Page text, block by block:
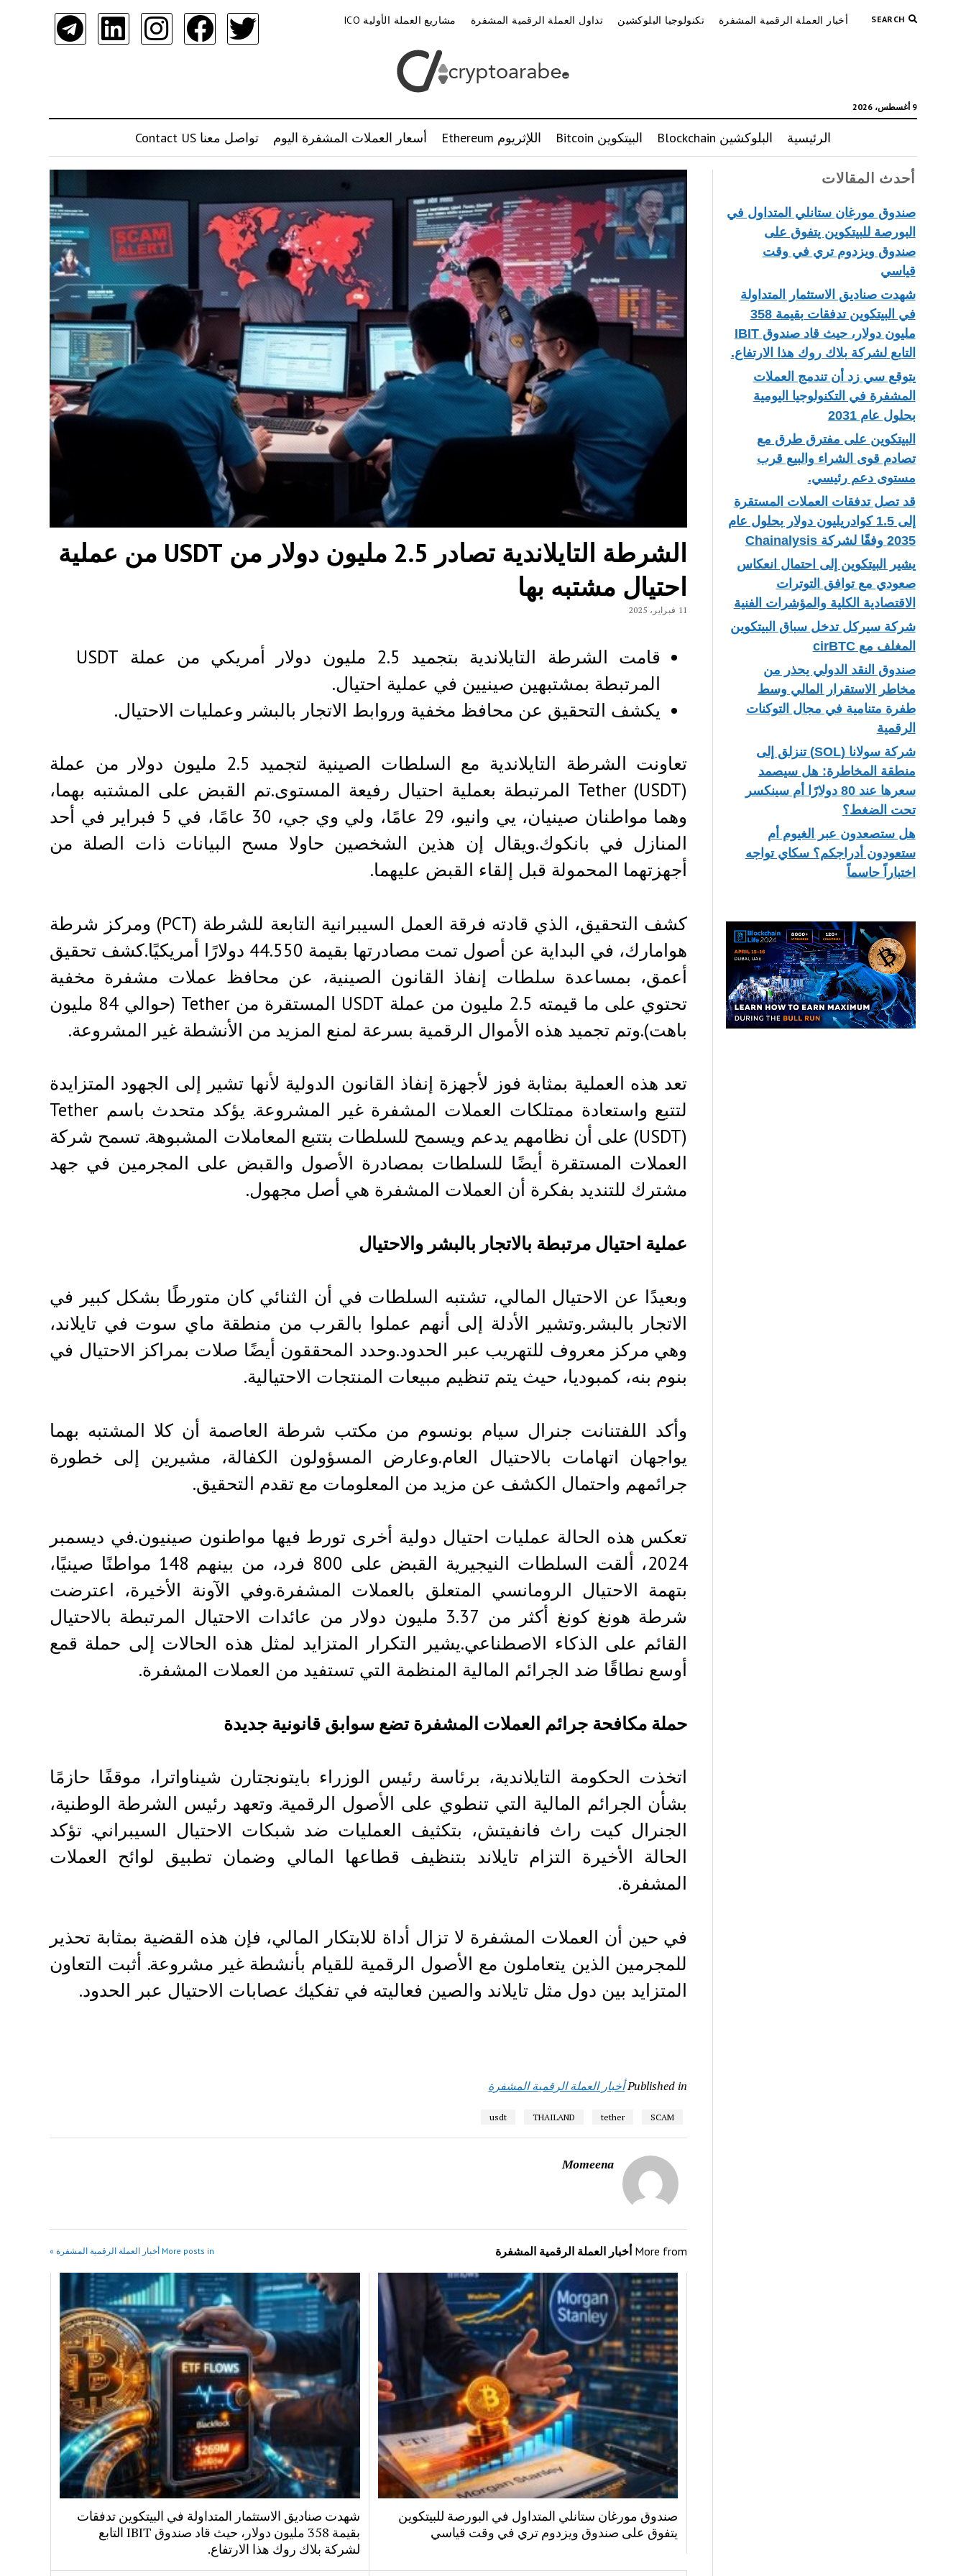
SEARCH أخبار العملة الرقمية المشفرة تكنولوجيا البلوكشين تداول العملة الرقمية المشفرة مشاريع العملة الأولية ICO
9 أغسطس، 2026
الرئيسية البلوكشين Blockchain البيتكوين Bitcoin اللإثريوم Ethereum أسعار العملات المشفرة اليوم تواصل معنا Contact US
أحدث المقالات
صندوق مورغان ستانلي المتداول في
البورصة للبيتكوين يتفوق على
صندوق ويزدوم تري في وقت
قياسي
شهدت صناديق الاستثمار المتداولة
في البيتكوين تدفقات بقيمة 358
مليون دولار، حيث قاد صندوق IBIT
التابع لشركة بلاك روك هذا الارتفاع.
يتوقع سي زد أن تندمج العملات
المشفرة في التكنولوجيا اليومية
بحلول عام 2031
البيتكوين على مفترق طرق مع
تصادم قوى الشراء والبيع قرب
مستوى دعم رئيسي.
قد تصل تدفقات العملات المستقرة
إلى 1.5 كوادريليون دولار بحلول عام
2035 وفقًا لشركة Chainalysis
يشير البيتكوين إلى احتمال انعكاس
صعودي مع توافق التوترات
الاقتصادية الكلية والمؤشرات الفنية
شركة سيركل تدخل سباق البيتكوين
المغلف مع cirBTC
صندوق النقد الدولي يحذر من
مخاطر الاستقرار المالي وسط
طفرة متنامية في مجال التوكنات
الرقمية
شركة سولانا (SOL) تنزلق إلى
منطقة المخاطرة: هل سيصمد
سعرها عند 80 دولارًا أم سينكسر
تحت الضغط؟
هل ستصعدون عبر الغيوم أم
ستعودون أدراجكم؟ سكاي تواجه
اختباراً حاسماً
الشرطة التايلاندية تصادر 2.5 مليون دولار من USDT من عملية
احتيال مشتبه بها
11 فبراير، 2025
قامت الشرطة التايلاندية بتجميد 2.5 مليون دولار أمريكي من عملة USDT
المرتبطة بمشتبهين صينيين في عملية احتيال.
يكشف التحقيق عن محافظ مخفية وروابط الاتجار بالبشر وعمليات الاحتيال.
تعاونت الشرطة التايلاندية مع السلطات الصينية لتجميد 2.5 مليون دولار من عملة
Tether (USDT) المرتبطة بعملية احتيال رفيعة المستوى.تم القبض على المشتبه بهما،
وهما مواطنان صينيان، يي وانيو، 29 عامًا، ولي وي جي، 30 عامًا، في 5 فبراير في أحد
المنازل في بانكوك.ويقال إن هذين الشخصين حاولا مسح البيانات ذات الصلة من
أجهزتهما المحمولة قبل إلقاء القبض عليهما.
كشف التحقيق، الذي قادته فرقة العمل السيبرانية التابعة للشرطة (PCT) ومركز شرطة
هوامارك، في البداية عن أصول تمت مصادرتها بقيمة 44.550 دولارًا أمريكيًا.كشف تحقيق
أعمق، بمساعدة سلطات إنفاذ القانون الصينية، عن محافظ عملات مشفرة مخفية
تحتوي على ما قيمته 2.5 مليون من عملة USDT المستقرة من Tether (حوالي 84 مليون
باهت).وتم تجميد هذه الأموال الرقمية بسرعة لمنع المزيد من الأنشطة غير المشروعة.
تعد هذه العملية بمثابة فوز لأجهزة إنفاذ القانون الدولية لأنها تشير إلى الجهود المتزايدة
لتتبع واستعادة ممتلكات العملات المشفرة غير المشروعة. يؤكد متحدث باسم Tether
(USDT) على أن نظامهم يدعم ويسمح للسلطات بتتبع المعاملات المشبوهة. تسمح شركة
العملات المستقرة أيضًا للسلطات بمصادرة الأصول والقبض على المجرمين في جهد
مشترك للتنديد بفكرة أن العملات المشفرة هي أصل مجهول.
عملية احتيال مرتبطة بالاتجار بالبشر والاحتيال
وبعيدًا عن الاحتيال المالي، تشتبه السلطات في أن الثنائي كان متورطًا بشكل كبير في
الاتجار بالبشر.وتشير الأدلة إلى أنهم عملوا بالقرب من منطقة ماي سوت في تايلاند،
وهي مركز معروف للتهريب عبر الحدود.وحدد المحققون أيضًا صلات بمراكز الاحتيال في
بنوم بنه، كمبوديا، حيث يتم تنظيم مبيعات المنتجات الاحتيالية.
وأكد اللفتنانت جنرال سيام بونسوم من مكتب شرطة العاصمة أن كلا المشتبه بهما
يواجهان اتهامات بالاحتيال العام.وعارض المسؤولون الكفالة، مشيرين إلى خطورة
جرائمهم واحتمال الكشف عن مزيد من المعلومات مع تقدم التحقيق.
تعكس هذه الحالة عمليات احتيال دولية أخرى تورط فيها مواطنون صينيون.في ديسمبر
2024، ألقت السلطات النيجيرية القبض على 800 فرد، من بينهم 148 مواطنًا صينيًا،
بتهمة الاحتيال الرومانسي المتعلق بالعملات المشفرة.وفي الآونة الأخيرة، اعترضت
شرطة هونغ كونغ أكثر من 3.37 مليون دولار من عائدات الاحتيال المرتبطة بالاحتيال
القائم على الذكاء الاصطناعي.يشير التكرار المتزايد لمثل هذه الحالات إلى حملة قمع
أوسع نطاقًا ضد الجرائم المالية المنظمة التي تستفيد من العملات المشفرة.
حملة مكافحة جرائم العملات المشفرة تضع سوابق قانونية جديدة
اتخذت الحكومة التايلاندية، برئاسة رئيس الوزراء بايتونجتارن شيناواترا، موقفًا حازمًا
بشأن الجرائم المالية التي تنطوي على الأصول الرقمية. وتعهد رئيس الشرطة الوطنية،
الجنرال كيت راث فانفيتش، بتكثيف العمليات ضد شبكات الاحتيال السيبراني. تؤكد
الحالة الأخيرة التزام تايلاند بتنظيف قطاعها المالي وضمان تطبيق لوائح العملات
المشفرة.
في حين أن العملات المشفرة لا تزال أداة للابتكار المالي، فإن هذه القضية بمثابة تحذير
للمجرمين الذين يتعاملون مع الأصول الرقمية للقيام بأنشطة غير مشروعة. أثبت التعاون
المتزايد بين دول مثل تايلاند والصين فعاليته في تفكيك عصابات الاحتيال عبر الحدود.
Published inأخبار العملة الرقمية المشفرة
SCAM
tether
THAILAND
usdt
Momeena
More from أخبار العملة الرقمية المشفرة More posts in أخبار العملة الرقمية المشفرة »
صندوق مورغان ستانلي المتداول في البورصة للبيتكوين
يتفوق على صندوق ويزدوم تري في وقت قياسي
شهدت صناديق الاستثمار المتداولة في البيتكوين تدفقات
بقيمة 358 مليون دولار، حيث قاد صندوق IBIT التابع
لشركة بلاك روك هذا الارتفاع.